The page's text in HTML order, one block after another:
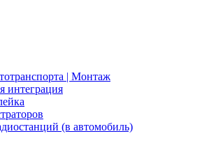
| Монтаж
интеграция
(в автомобиль)